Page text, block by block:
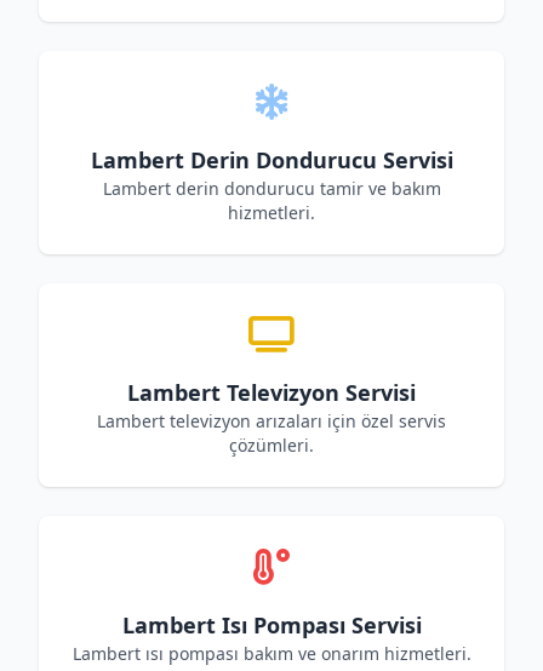
Lambert Derin Dondurucu Servisi
Lambert derin dondurucu tamir ve bakım
hizmetleri.
Lambert Televizyon Servisi
Lambert televizyon arızaları için özel servis
çözümleri.
Lambert Isı Pompası Servisi
Lambert ısı pompası bakım ve onarım hizmetleri.